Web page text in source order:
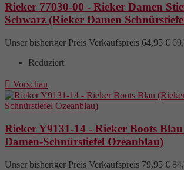
Rieker 77030-00 - Rieker Damen
Schwarz (Rieker Damen
Unser bisheriger Preis Verkaufspreis 64,95 €
Reduziert
 Vorschau
Rieker Y9131-14 - Rieker Boots
Damen-Schnürstiefel Ozeanblau)
Unser bisheriger Preis Verkaufspreis 79,95 €